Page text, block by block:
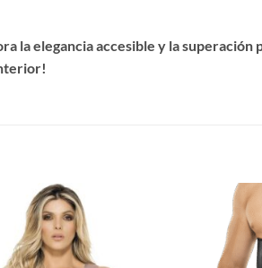
la elegancia accesible y la superación